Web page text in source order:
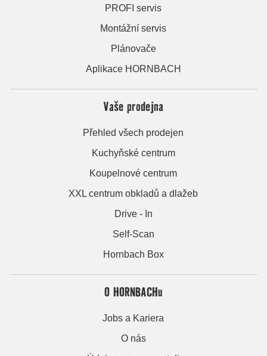
PROFI servis
Montážní servis
Plánovače
Aplikace HORNBACH
Vaše prodejna
Přehled všech prodejen
Kuchyňské centrum
Koupelnové centrum
XXL centrum obkladů a dlažeb
Drive - In
Self-Scan
Hornbach Box
O HORNBACHu
Jobs a Kariera
O nás